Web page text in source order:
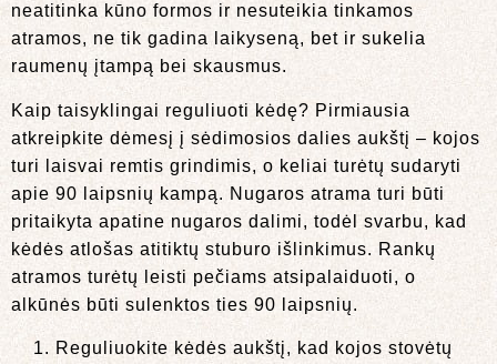
neatitinka kūno formos ir nesuteikia tinkamos
atramos, ne tik gadina laikyseną, bet ir sukelia
raumenų įtampą bei skausmus.
Kaip taisyklingai reguliuoti kėdę? Pirmiausia
atkreipkite dėmesį į sėdimosios dalies aukštį – kojos
turi laisvai remtis grindimis, o keliai turėtų sudaryti
apie 90 laipsnių kampą. Nugaros atrama turi būti
pritaikyta apatine nugaros dalimi, todėl svarbu, kad
kėdės atlošas atitiktų stuburo išlinkimus. Rankų
atramos turėtų leisti pečiams atsipalaiduoti, o
alkūnės būti sulenktos ties 90 laipsnių.
Reguliuokite kėdės aukštį, kad kojos stovėtų